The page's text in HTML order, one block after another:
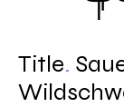
Title.